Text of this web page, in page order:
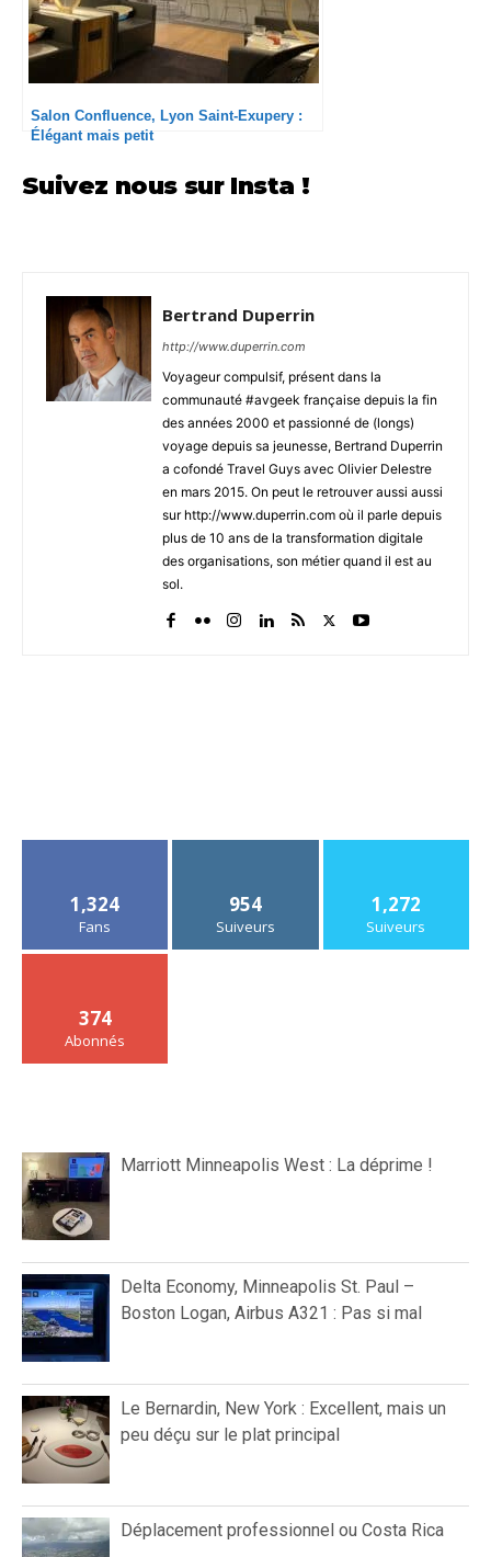
Salon Confluence, Lyon Saint-Exupery :
Élégant mais petit
Suivez nous sur Insta !
Bertrand Duperrin
http://www.duperrin.com
Voyageur compulsif, présent dans la
communauté #avgeek française depuis la fin
des années 2000 et passionné de (longs)
voyage depuis sa jeunesse, Bertrand Duperrin
a cofondé Travel Guys avec Olivier Delestre
en mars 2015. On peut le retrouver aussi aussi
sur http://www.duperrin.com où il parle depuis
plus de 10 ans de la transformation digitale
des organisations, son métier quand il est au
sol.
1,324
Fans
954
Suiveurs
1,272
Suiveurs
374
Abonnés
Marriott Minneapolis West : La déprime !
Delta Economy, Minneapolis St. Paul –
Boston Logan, Airbus A321 : Pas si mal
Le Bernardin, New York : Excellent, mais un
peu déçu sur le plat principal
Déplacement professionnel ou Costa Rica